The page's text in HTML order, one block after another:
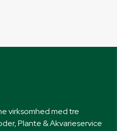
virksomhed med tre
Plante & Akvarieservice